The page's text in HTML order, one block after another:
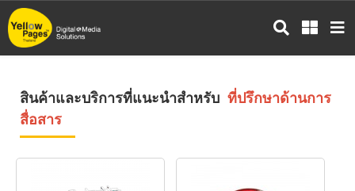
ข้าม
ไป
สินค้าและบริการที่แนะนำสำหรับ ที่ปรึกษาด้านการ
สื่อสาร